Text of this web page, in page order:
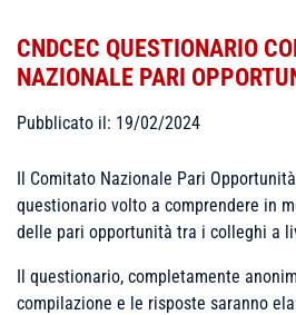
CNDCEC QUESTIONARIO
NAZIONALE PARI
Pubblicato il: 19/02/2024
Il Comitato Nazionale Pari
questionario volto a comprendere in
delle pari opportunità tra i colleghi a
Il questionario, completamente
compilazione e le risposte saranno